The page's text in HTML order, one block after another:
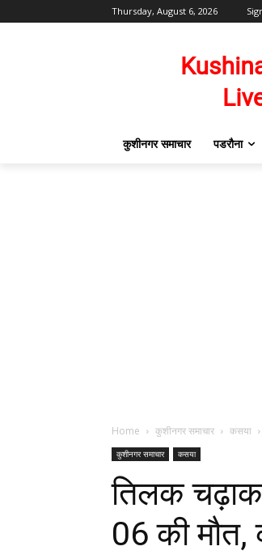
Thursday, August 6, 2026
कुशीनगर समाचार पडरौना
Home कुशीनगर समाचार कसया
कुशीनगर समाचार कसया
तिलक
06 की